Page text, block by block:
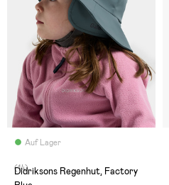
Auf Lager
(14)
Didriksons Regenhut, Factory